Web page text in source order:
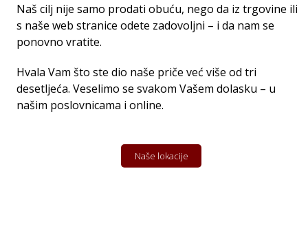
Naš cilj nije samo prodati obuću, nego da iz trgovine ili
s naše web stranice odete zadovoljni – i da nam se
ponovno vratite.
Hvala Vam što ste dio naše priče već više od tri
desetljeća. Veselimo se svakom Vašem dolasku – u
našim poslovnicama i online.
Naše lokacije